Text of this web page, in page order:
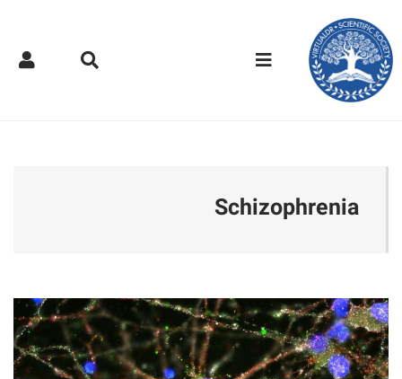
دکتر مجازی - Schizophrenia
Schizophrenia